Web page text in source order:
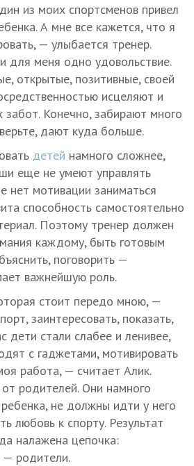
из моих спортсменов привел
А мне все кажется, что я
— улыбается тренер.
для меня одно удовольствие.
открытые, позитивные, своей
исцеляют и
Конечно, забирают много
дают куда больше.
детей намного сложнее,
еще не умеют управлять
нет мотивации заниматься
способность самостоятельно
Поэтому тренер должен
каждому, быть готовым
поговорить —
важнейшую роль.
стоит передо мною, —
заинтересовать, показать,
дети стали слабее и ленивее,
с гаджетами, мотивировать
работа, — считает Алик.
родителей. Они намного
не должны идти у него
любовь к спорту. Результат
налажена цепочка:
— родители.